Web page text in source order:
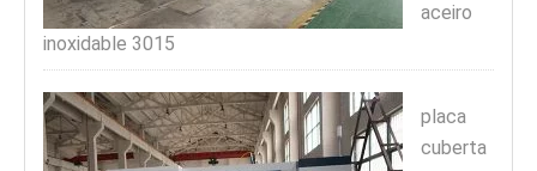
aceiro
inoxidable 3015
placa
cuberta